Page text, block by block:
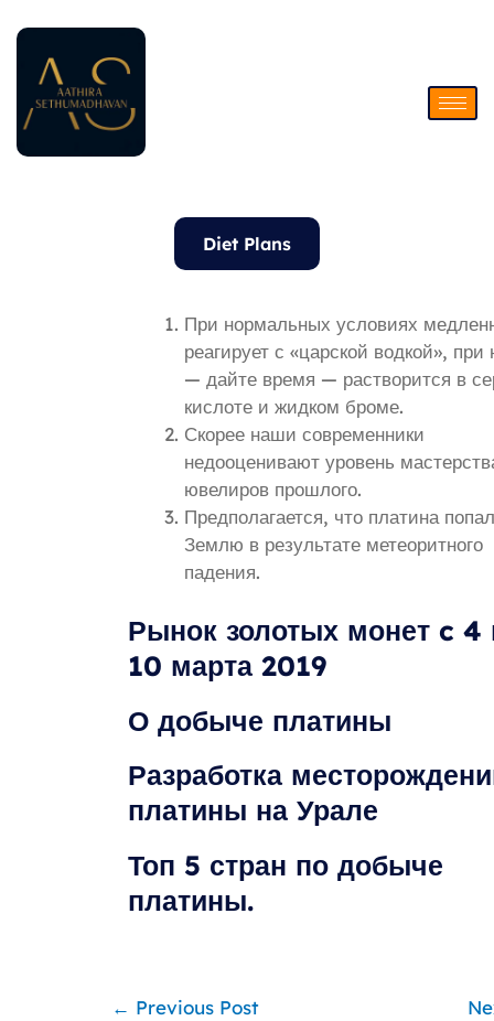
to
content
Diet Plans
При нормальных условиях
реагирует с «царской водкой», при
— дайте время — растворится в
кислоте и жидком броме.
Скорее наши современники
недооценивают уровень
ювелиров прошлого.
Предполагается, что платина
Землю в результате метеоритного
падения.
Рынок золотых монет c 4
10 марта 2019
О добыче платины
Разработка
платины на Урале
Топ 5 стран по добыче
платины.
← Previous Post